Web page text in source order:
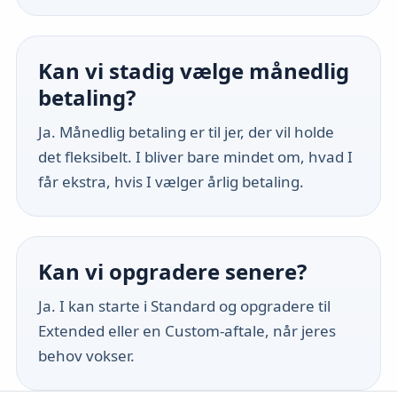
Kan vi stadig vælge månedlig
betaling?
Ja. Månedlig betaling er til jer, der vil holde
det fleksibelt. I bliver bare mindet om, hvad I
får ekstra, hvis I vælger årlig betaling.
Kan vi opgradere senere?
Ja. I kan starte i Standard og opgradere til
Extended eller en Custom-aftale, når jeres
behov vokser.